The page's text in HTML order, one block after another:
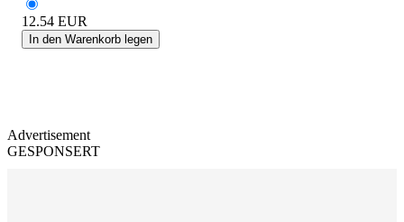
12.54 EUR
In den Warenkorb legen
Advertisement
GESPONSERT